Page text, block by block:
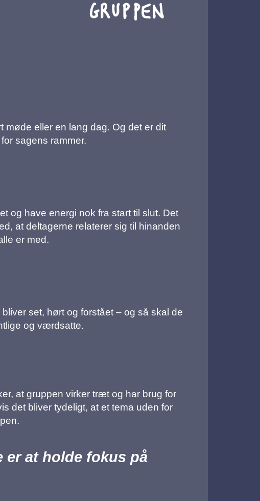
møde eller en lang dag. Og det er dit
sagens rammer.
og have energi nok fra start til slut. Det
at deltagerne relaterer sig til hinanden
er med.
set, hørt og forstået – og så skal de
og værdsatte.
at gruppen virker træt og har brug for
det bliver tydeligt, at et tema uden for
er at holde fokus på